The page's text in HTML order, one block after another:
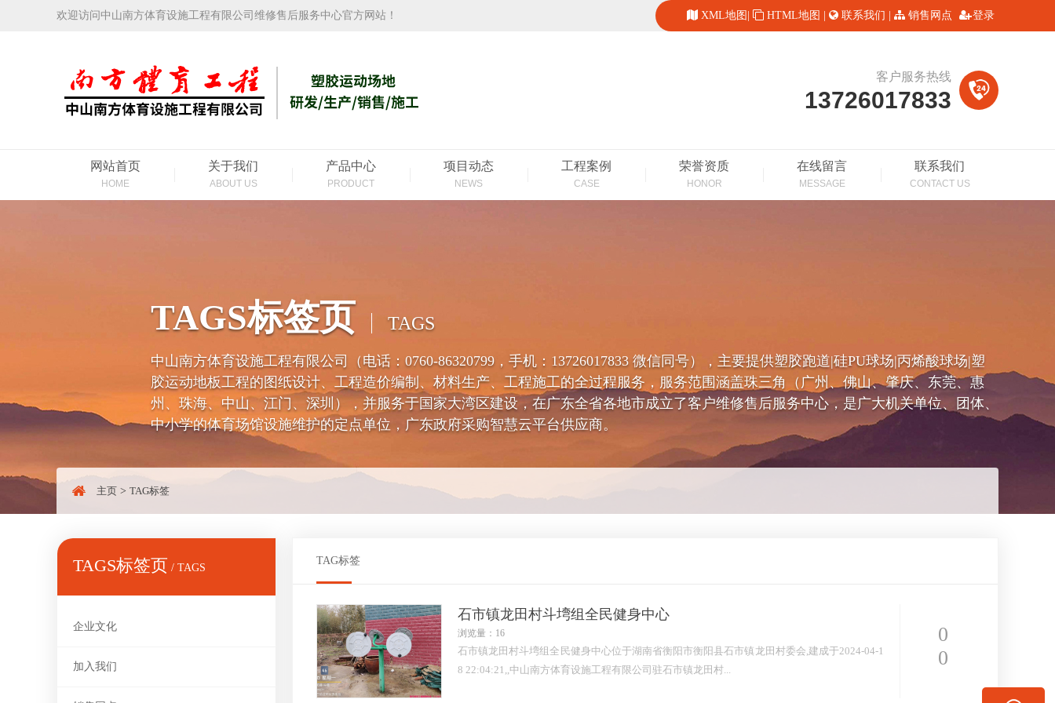
欢迎访问中山南方体育设施工程有限公司维修售后服务中心官方网站！ XML地图 HTML地图 联系我们 销售网点 登录
客户服务热线
13726017833
网站首页
HOME
关于我们
ABOUT US
产品中心
PRODUCT
项目动态
NEWS
工程案例
CASE
荣誉资质
HONOR
在线留言
MESSAGE
联系我们
CONTACT US
TAGS标签页 TAGS
中山南方体育设施工程有限公司（电话：0760-86320799，手机：13726017833 微信同号），主要提供塑胶跑道|硅PU球场|丙烯酸球场|塑
胶运动地板工程的图纸设计、工程造价编制、材料生产、工程施工的全过程服务，服务范围涵盖珠三角（广州、佛山、肇庆、东莞、惠
州、珠海、中山、江门、深圳），并服务于国家大湾区建设，在广东全省各地市成立了客户维修售后服务中心，是广大机关单位、团体、
中小学的体育场馆设施维护的定点单位，广东政府采购智慧云平台供应商。
主页 > TAG标签
TAGS标签页 / TAGS
企业文化
加入我们
TAG标签
石市镇龙田村斗塆组全民健身中心
浏览量：16
石市镇龙田村斗塆组全民健身中心位于湖南省衡阳市衡阳县石市镇龙田村委会,建成于2024-04-1
8 22:04:21,,中山南方体育设施工程有限公司驻石市镇龙田村...
0
0